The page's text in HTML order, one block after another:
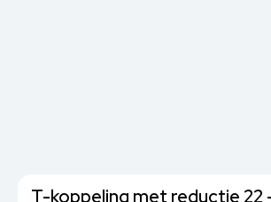
T-koppeling met reductie 22